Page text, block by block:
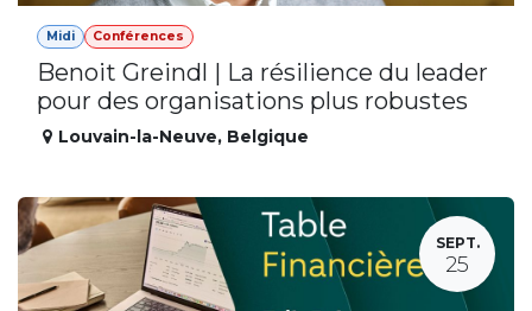
Midi Conférences
Benoit Greindl | La résilience du leader
pour des organisations plus robustes
Louvain-la-Neuve, Belgique
SEPT.
25